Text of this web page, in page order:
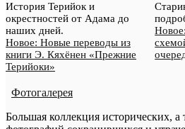
История Терийок и
окрестностей от Адама до
наших дней.
Новое: Новые переводы из
книги Э. Кяхёнен «Прежние
Терийоки»
Фотогалерея
Большая коллекция исторических,